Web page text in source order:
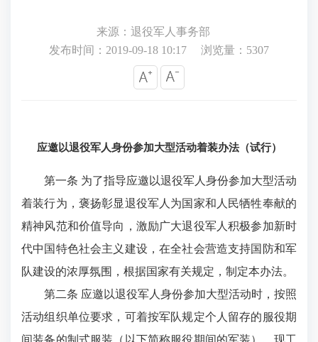
来源：退役军人事务部
发布时间：2019-09-18 10:17
浏览量： 5307
应邀以退役军人身份参加大型活动着装办法（试行）
第一条 为了指导应邀以退役军人身份参加大型活动
着装行为，褒扬彰显退役军人为国家和人民牺牲奉献的
精神风范和价值导向，激励广大退役军人积极参加新时
代中国特色社会主义建设，在全社会营造支持国防和军
队建设的浓厚氛围，根据国家有关规定，制定本办法。
第二条 应邀以退役军人身份参加大型活动时，按照
活动组织单位要求，可着按军队规定个人留存的服役期
间装备的制式服装（以下简称服役期间的军装）、现工